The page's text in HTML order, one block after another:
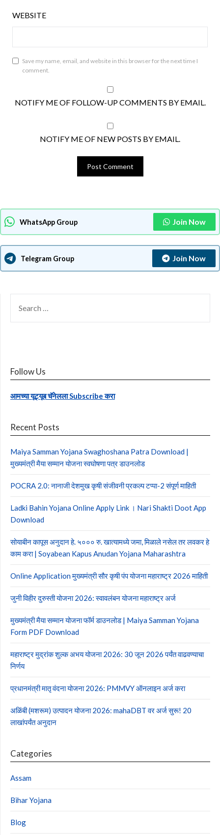
WEBSITE
Save my name, email, and website in this browser for the next time I
comment.
NOTIFY ME OF FOLLOW-UP COMMENTS BY EMAIL.
NOTIFY ME OF NEW POSTS BY EMAIL.
WhatsApp Group Join Now
Telegram Group Join Now
FOR:
Follow Us
आमच्या यूट्यूब चॅनेलला Subscribe करा
Recent Posts
Maiya Samman Yojana Swaghoshana Patra Download |
मुख्यमंत्री मैया सम्मान योजना स्वघोषणा पत्र डाउनलोड
POCRA 2.0: नानाजी देशमुख कृषी संजीवनी प्रकल्प टप्पा-2 संपूर्ण माहिती
Ladki Bahin Yojana Online Apply Link । Nari Shakti Doot App
Download
सोयाबीन कापूस अनुदान हे. ५००० रु. खात्यामध्ये जमा, मिळाले नसेल तर लवकर हे
काम करा | Soyabean Kapus Anudan Yojana Maharashtra
Online Application मुख्यमंत्री सौर कृषी पंप योजना महाराष्ट्र 2026 माहिती
जुनी विहीर दुरुस्ती योजना 2026: स्वावलंबन योजना महाराष्ट्र अर्ज
मुख्यमंत्री मैया सम्मान योजना फॉर्म डाउनलोड | Maiya Samman Yojana
Form PDF Download
महाराष्ट्र मुद्रांक शुल्क अभय योजना 2026: 30 जून 2026 पर्यंत वाढवण्याचा
निर्णय
प्रधानमंत्री मातृ वंदना योजना 2026: PMMVY ऑनलाइन अर्ज करा
अळिंबी (मशरूम) उत्पादन योजना 2026: mahaDBT वर अर्ज सुरू! 20
लाखांपर्यंत अनुदान
Categories
Assam
Bihar Yojana
Blog